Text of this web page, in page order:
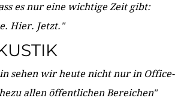
es nur eine wichtige Zeit gibt:
Hier. Jetzt."
sehen wir heute nicht nur in Office-
allen öffentlichen Bereichen"